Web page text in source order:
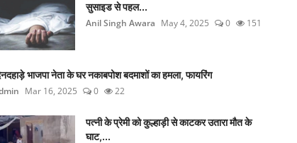
सुसाइड से पहल...
Anil Singh Awara May 4, 2025 0 151
भाजपा नेता के घर नकाबपोश बदमाशों का हमला, फायरिंग
Mar 16, 2025 0 22
पत्नी के प्रेमी को कुल्हाड़ी से काटकर उतारा मौत के
घाट,...